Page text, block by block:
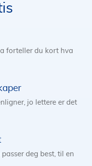
forteller du kort hva
jo lettere er det
deg best, til en